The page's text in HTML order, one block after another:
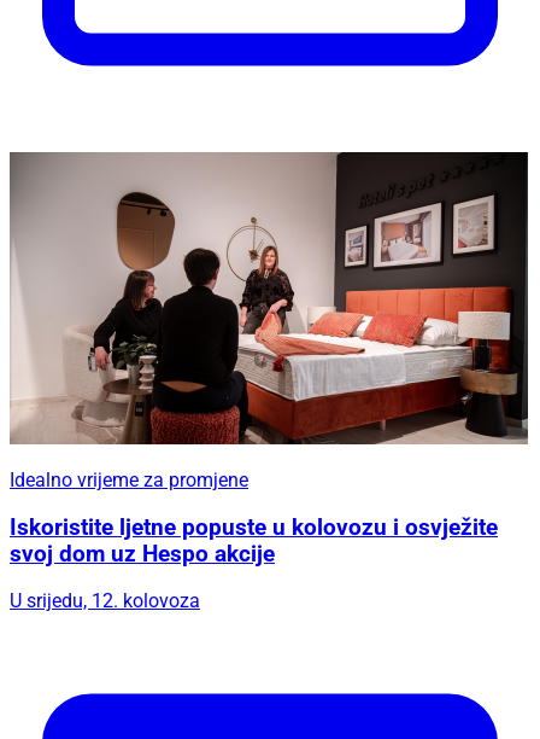
Idealno vrijeme za promjene
Iskoristite ljetne popuste u kolovozu i osvježite
svoj dom uz Hespo akcije
U srijedu, 12. kolovoza